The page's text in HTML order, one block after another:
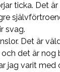
ticka. Det
svag.
Det är
det är
jag varit